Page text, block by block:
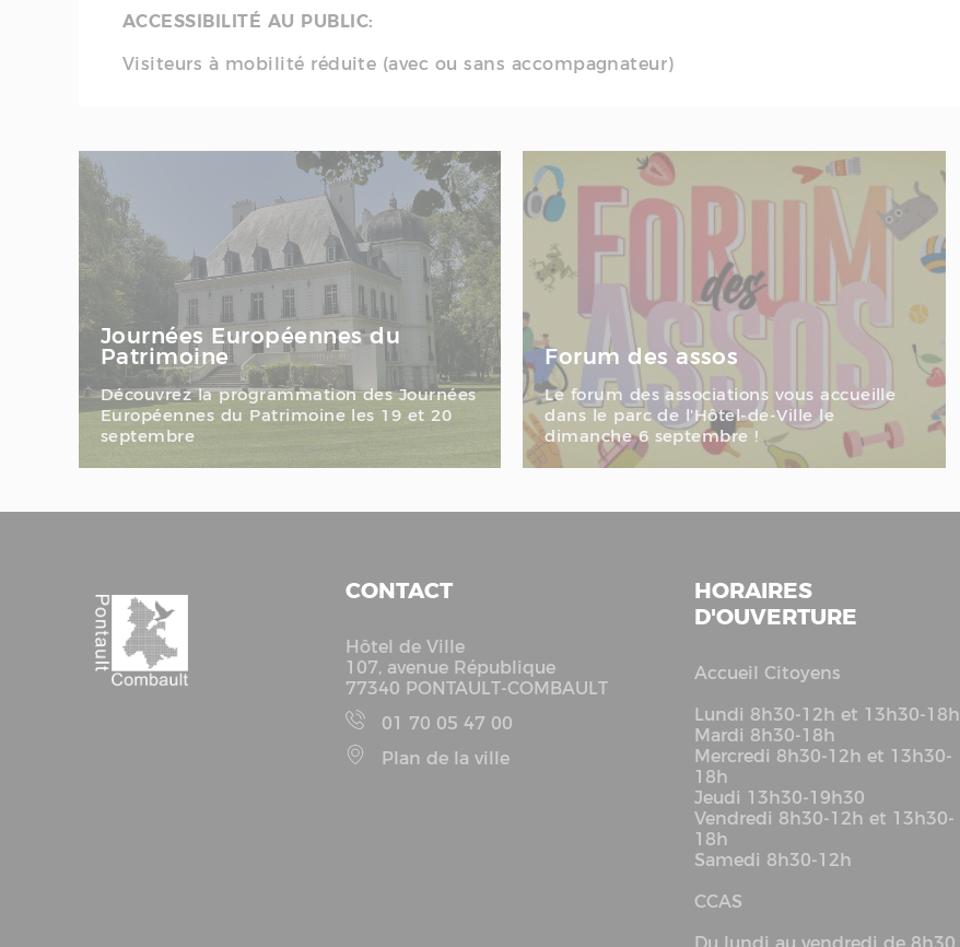
ACCESSIBILITÉ AU PUBLIC:
Visiteurs à mobilité réduite (avec ou sans accompagnateur)
Journées Européennes du
Patrimoine
Découvrez la programmation des Journées
Européennes du Patrimoine les 19 et 20
septembre
Forum des assos
Le forum des associations vous accueille
dans le parc de l'Hôtel-de-Ville le
dimanche 6 septembre !
CONTACT
Hôtel de Ville
107, avenue République
77340 PONTAULT-COMBAULT
01 70 05 47 00
Plan de la ville
HORAIRES
D'OUVERTURE
Accueil Citoyens
Lundi 8h30-12h et 13h30-18h
Mardi 8h30-18h
Mercredi 8h30-12h et 13h30-
18h
Jeudi 13h30-19h30
Vendredi 8h30-12h et 13h30-
18h
Samedi 8h30-12h
CCAS
Du lundi au vendredi de 8h30